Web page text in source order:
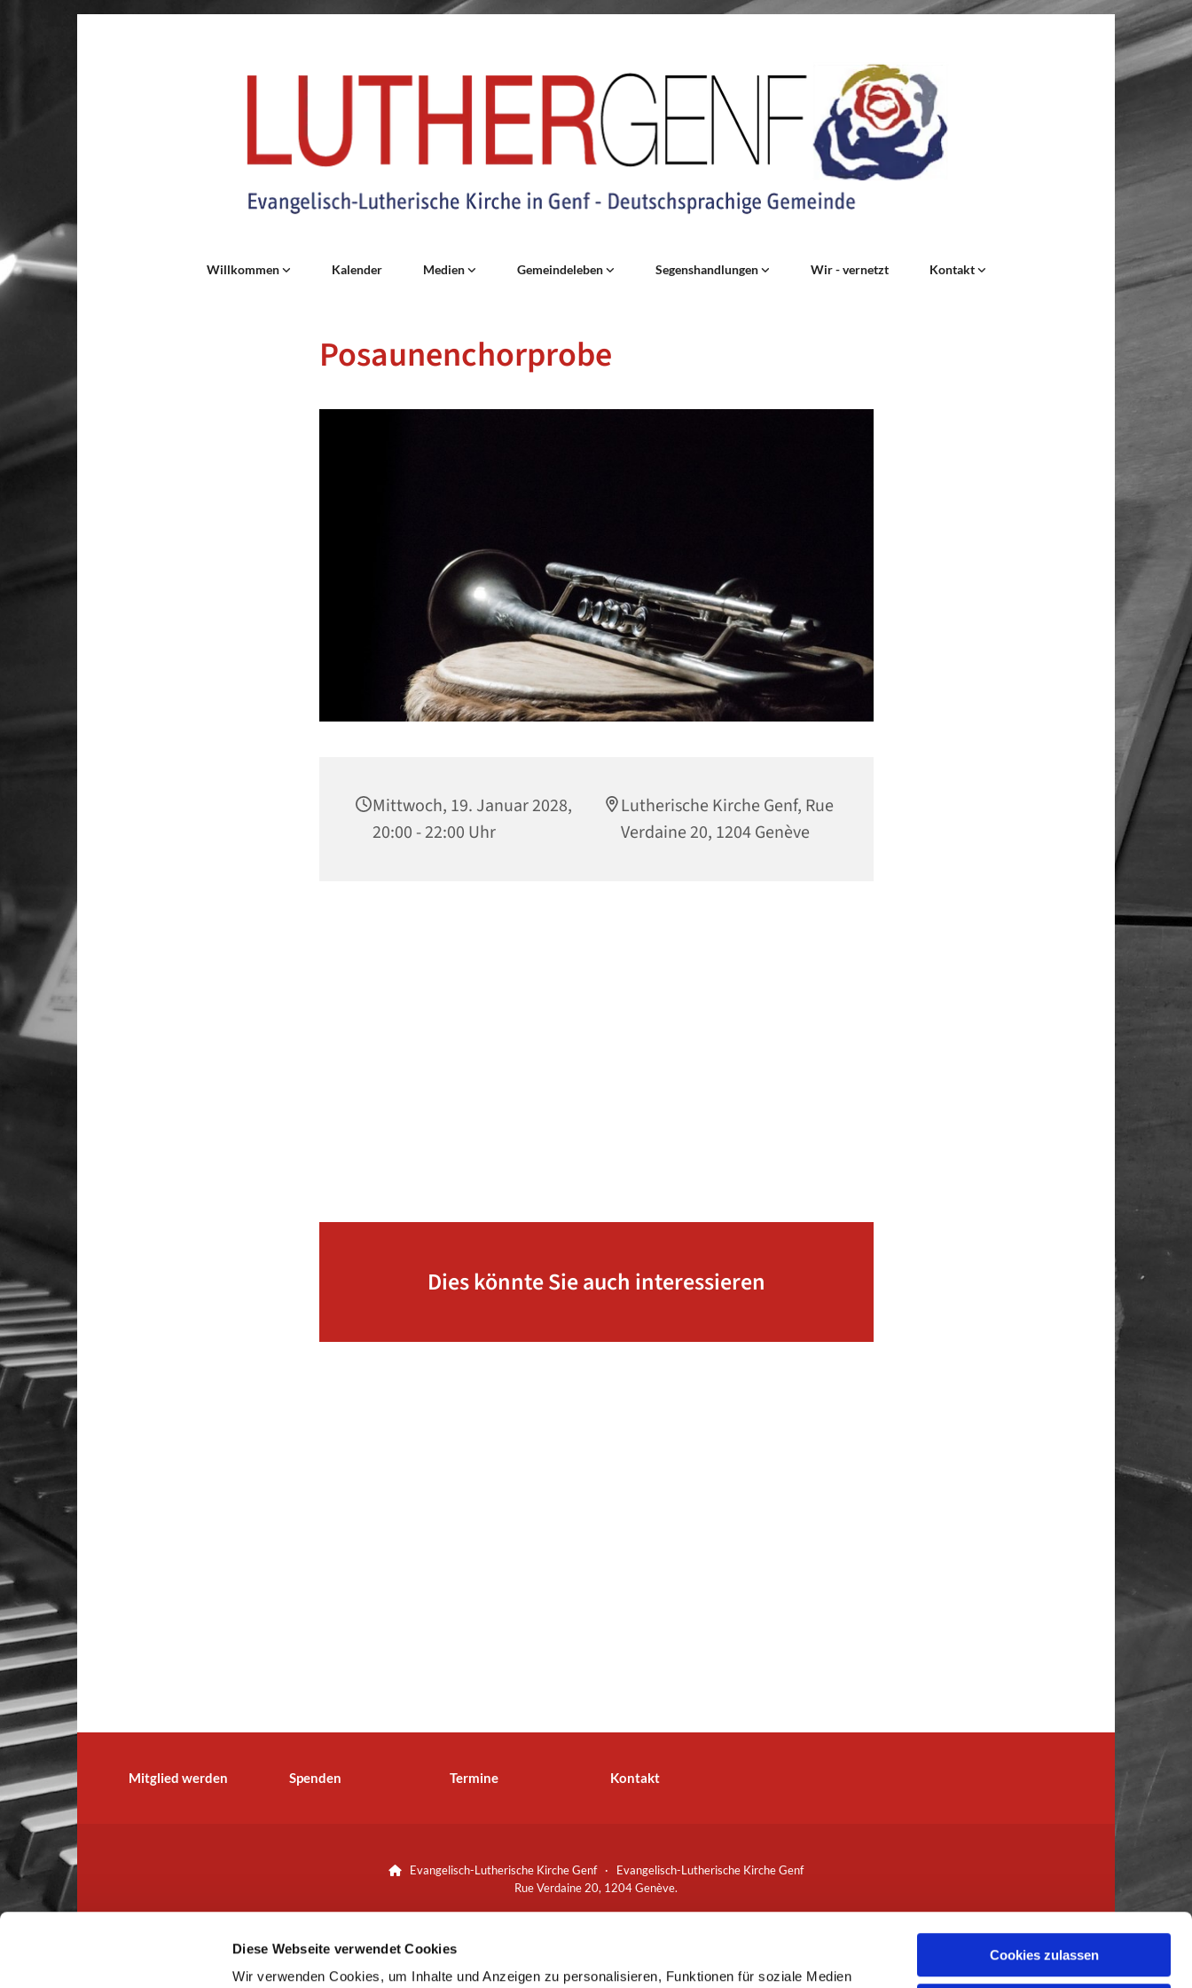
Diese Webseite verwendet Cookies
Wir verwenden Cookies, um Inhalte und Anzeigen zu personalisieren, Funktionen für soziale Medien
Cookies zulassen
Willkommen Kalender Medien Gemeindeleben Segenshandlungen Wir - vernetzt Kontakt
Posaunenchorprobe
Mittwoch, 19. Januar 2028,
20:00 - 22:00 Uhr
Lutherische Kirche Genf, Rue
Verdaine 20, 1204 Genève
Dies könnte Sie auch interessieren
Mitglied werden Spenden Termine Kontakt

Evangelisch-Lutherische Kirche Genf · Evangelisch-Lutherische Kirche Genf
Rue Verdaine 20, 1204 Genève.
IBAN: CH53 0078 8000 0509 6066 3 +41 (0)22 310 41 87sekretariat@luther-genf.ch